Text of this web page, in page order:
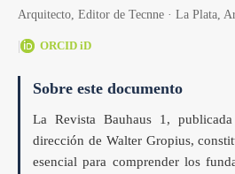
Arquitecto, Editor de Tecnne · La Plata,
| ORCID iD
Sobre este documento
La Revista Bauhaus 1,
dirección de Walter Gropius,
esencial para comprender los